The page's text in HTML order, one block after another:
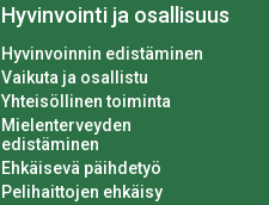
Hyvinvointi ja osallisuus
Hyvinvoinnin edistäminen
Vaikuta ja osallistu
Yhteisöllinen toiminta
Mielenterveyden
edistäminen
Ehkäisevä päihdetyö
Pelihaittojen ehkäisy